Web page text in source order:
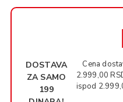
DOSTAVA
ZA SAMO
199
Cena
2.999,00
ispod